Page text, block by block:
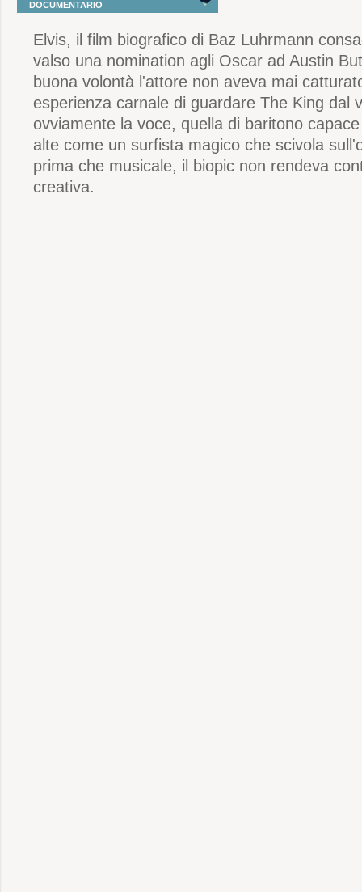
DOCUMENTARIO
Elvis, il film biografico di Baz Luhrmann
valso una nomination agli Oscar ad Austin
buona volontà l'attore non aveva mai
esperienza carnale di guardare The King dal
ovviamente la voce, quella di baritono
alte come un surfista magico che scivola
prima che musicale, il biopic non rendeva
creativa.